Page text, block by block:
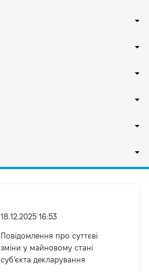
18.12.2025 16:53
Повідомлення про суттєві
зміни у майновому стані
субʼєкта декларування